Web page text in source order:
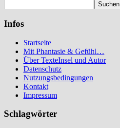
Suchen
Infos
Startseite
Mit Phantasie & Gefühl…
Über TexteInsel und Autor
Datenschutz
Nutzungsbedingungen
Kontakt
Impressum
Schlagwörter